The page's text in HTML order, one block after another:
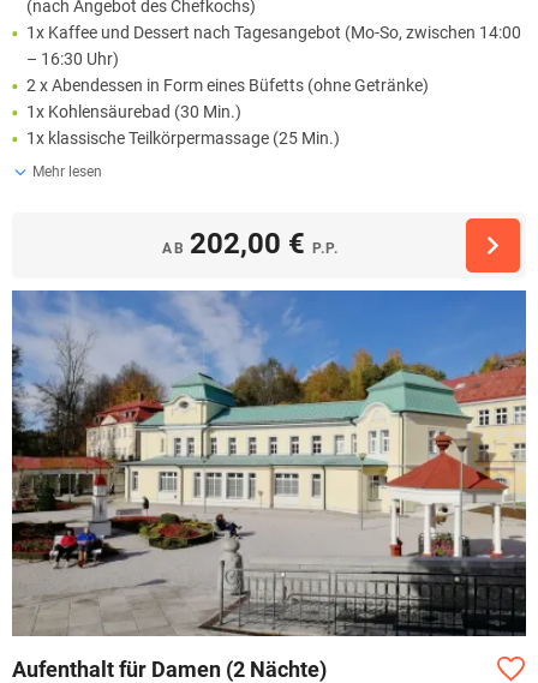
(nach Angebot des Chefkochs)
1x Kaffee und Dessert nach Tagesangebot (Mo-So, zwischen 14:00
– 16:30 Uhr)
2 x Abendessen in Form eines Büfetts (ohne Getränke)
1x Kohlensäurebad (30 Min.)
1x klassische Teilkörpermassage (25 Min.)
Mehr lesen
AB 202,00 € P.P.
Aufenthalt für Damen (2 Nächte)